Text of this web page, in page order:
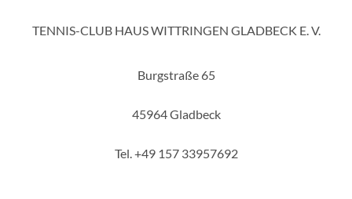
TENNIS-CLUB HAUS WITTRINGEN GLADBECK E. V.
Burgstraße 65
45964 Gladbeck
Tel. +49 157 33957692